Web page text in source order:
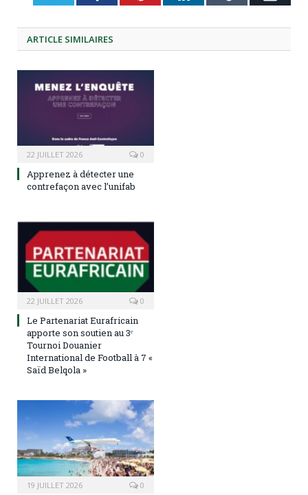
ARTICLE SIMILAIRES
22 JUILLET 2026 0
Apprenez à détecter une
contrefaçon avec l’unifab
22 JUILLET 2026 0
Le Partenariat Eurafricain
apporte son soutien au 3ᵉ
Tournoi Douanier
International de Football à 7 «
Saïd Belqola »
19 JUILLET 2026 0